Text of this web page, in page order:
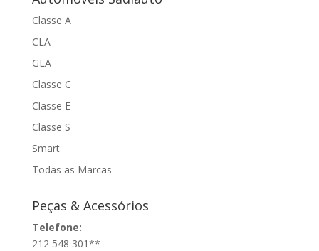
Classe A
CLA
GLA
Classe C
Classe E
Classe S
Smart
Todas as Marcas
Peças & Acessórios
Telefone:
212 548 301**